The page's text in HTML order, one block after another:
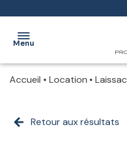
Menu
ACHETER
Accueil Location Laissac
Retour aux résultats